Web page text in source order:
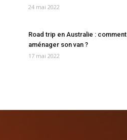
24 mai 2022
Road trip en Australie : comment
aménager son van ?
17 mai 2022